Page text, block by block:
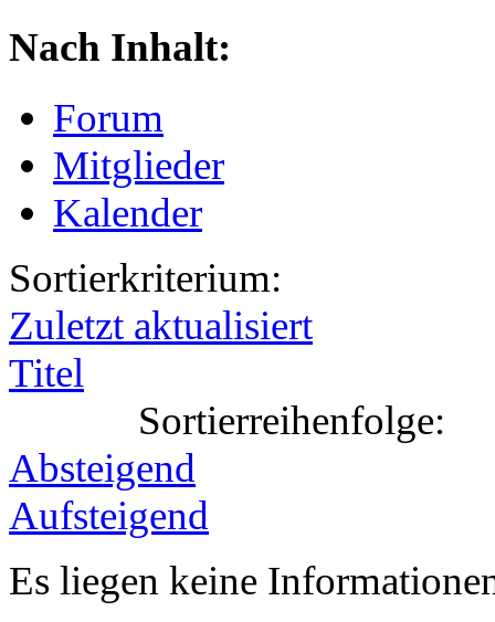
Nach Inhalt:
Forum
Mitglieder
Kalender
Sortierkriterium:
Zuletzt aktualisiert
Titel
Sortierreihenfolge:
Absteigend
Aufsteigend
Es liegen keine